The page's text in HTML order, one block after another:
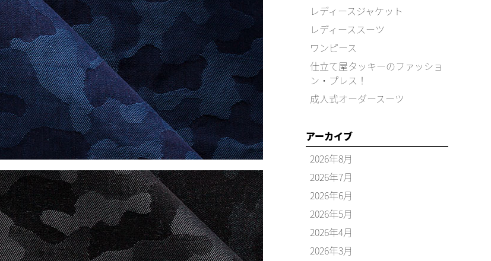
レディースジャケット
レディーススーツ
ワンピース
仕立て屋タッキーのファッショ
ン・プレス！
成人式オーダースーツ
アーカイブ
2026年8月
2026年7月
2026年6月
2026年5月
2026年4月
2026年3月